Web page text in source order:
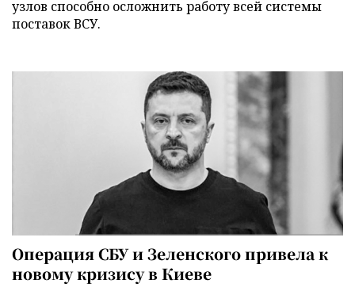
узлов способно осложнить работу всей системы
поставок ВСУ.
Операция СБУ и Зеленского привела к
новому кризису в Киеве